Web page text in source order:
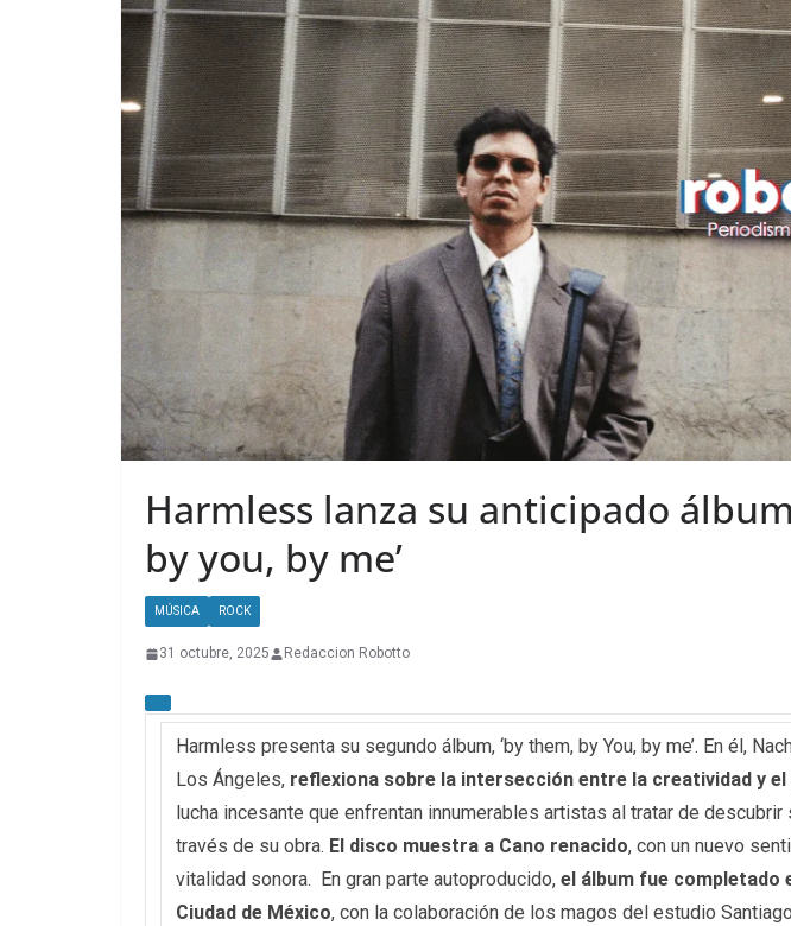
Harmless lanza su anticipado
by you, by me’
MÚSICA ROCK
31 octubre, 2025 Redaccion Robotto
Harmless presenta su segundo álbum, ‘by them, by You, by me’. En él,
Los Ángeles, reflexiona sobre la intersección entre la creatividad y
lucha incesante que enfrentan innumerables artistas al tratar de descubrir
través de su obra. El disco muestra a Cano renacido, con un nuevo
vitalidad sonora. En gran parte autoproducido, el álbum fue completado
Ciudad de México, con la colaboración de los magos del estudio